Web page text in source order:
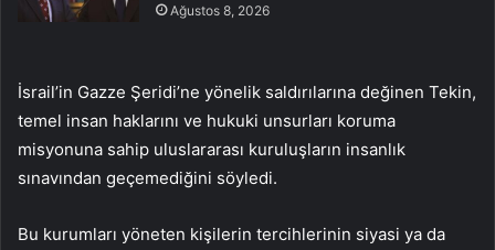
Ağustos 8, 2026
İsrail’in Gazze Şeridi’ne yönelik saldırılarına değinen Tekin,
temel insan haklarını ve hukuki unsurları koruma
misyonuna sahip uluslararası kuruluşların insanlık
sınavından geçemediğini söyledi.
Bu kurumları yöneten kişilerin tercihlerinin siyasi ya da